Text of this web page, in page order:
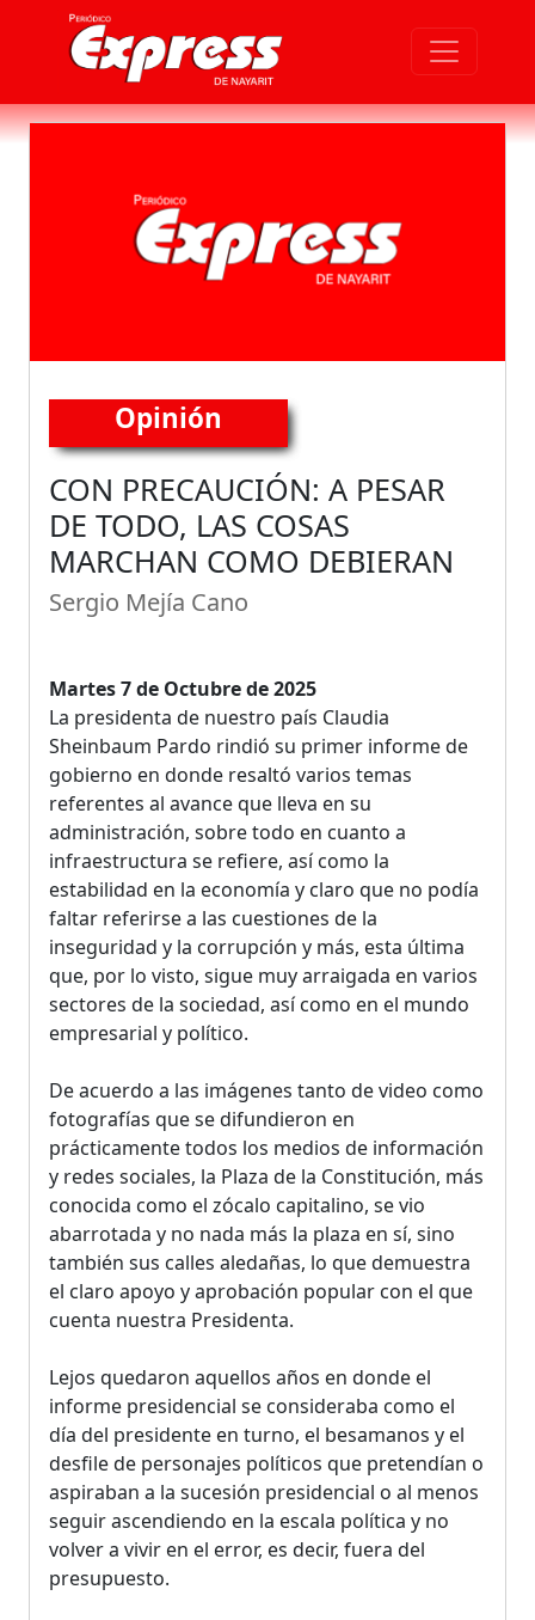
Opinión
CON PRECAUCIÓN: A PESAR
DE TODO, LAS COSAS
MARCHAN COMO DEBIERAN
Sergio Mejía Cano
Martes 7 de Octubre de 2025
La presidenta de nuestro país Claudia
Sheinbaum Pardo rindió su primer informe de
gobierno en donde resaltó varios temas
referentes al avance que lleva en su
administración, sobre todo en cuanto a
infraestructura se refiere, así como la
estabilidad en la economía y claro que no podía
faltar referirse a las cuestiones de la
inseguridad y la corrupción y más, esta última
que, por lo visto, sigue muy arraigada en varios
sectores de la sociedad, así como en el mundo
empresarial y político.
De acuerdo a las imágenes tanto de video como
fotografías que se difundieron en
prácticamente todos los medios de información
y redes sociales, la Plaza de la Constitución, más
conocida como el zócalo capitalino, se vio
abarrotada y no nada más la plaza en sí, sino
también sus calles aledañas, lo que demuestra
el claro apoyo y aprobación popular con el que
cuenta nuestra Presidenta.
Lejos quedaron aquellos años en donde el
informe presidencial se consideraba como el
día del presidente en turno, el besamanos y el
desfile de personajes políticos que pretendían o
aspiraban a la sucesión presidencial o al menos
seguir ascendiendo en la escala política y no
volver a vivir en el error, es decir, fuera del
presupuesto.